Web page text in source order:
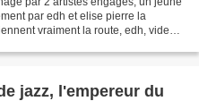
par edh et elise pierre la
vraiment la route, edh, video
jazz, l'empereur du